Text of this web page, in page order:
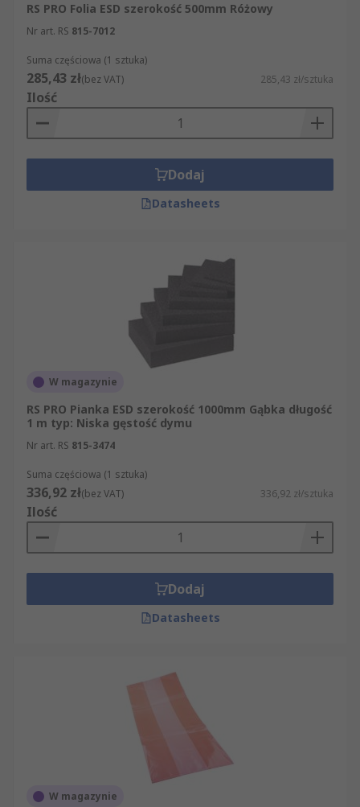
RS PRO Folia ESD szerokość 500mm Różowy
Nr art. RS 815-7012
Suma częściowa (1 sztuka)
285,43 zł(bez VAT) 285,43 zł/sztuka
Ilość
Dodaj
Datasheets
W magazynie
RS PRO Pianka ESD szerokość 1000mm Gąbka długość
1 m typ: Niska gęstość dymu
Nr art. RS 815-3474
Suma częściowa (1 sztuka)
336,92 zł(bez VAT) 336,92 zł/sztuka
Ilość
Dodaj
Datasheets
W magazynie